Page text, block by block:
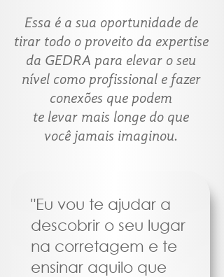
"Eu vou te ajudar a
descobrir o seu lugar
na corretagem e te
ensinar aquilo que
Essa é a sua oportunidade de
tirar todo o proveito da expertise
da GEDRA para elevar o seu
nível como profissional e fazer
conexões que podem
te levar mais longe do que
você jamais imaginou.